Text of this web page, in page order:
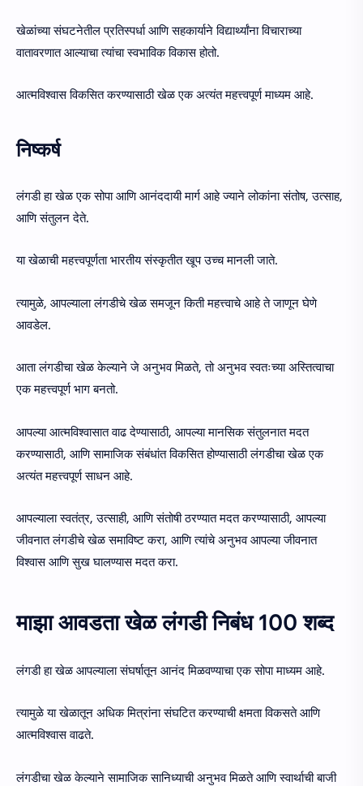
खेळांच्या संघटनेतील प्रतिस्पर्धा आणि सहकार्याने विद्यार्थ्यांना विचाराच्या
वातावरणात आल्याचा त्यांचा स्वभाविक विकास होतो.
आत्मविश्वास विकसित करण्यासाठी खेळ एक अत्यंत महत्त्वपूर्ण माध्यम आहे.
निष्कर्ष
लंगडी हा खेळ एक सोपा आणि आनंददायी मार्ग आहे ज्याने लोकांना संतोष, उत्साह,
आणि संतुलन देते.
या खेळाची महत्त्वपूर्णता भारतीय संस्कृतीत खूप उच्च मानली जाते.
त्यामुळे, आपल्याला लंगडीचे खेळ समजून किती महत्त्वाचे आहे ते जाणून घेणे
आवडेल.
आता लंगडीचा खेळ केल्याने जे अनुभव मिळते, तो अनुभव स्वतःच्या अस्तित्वाचा
एक महत्त्वपूर्ण भाग बनतो.
आपल्या आत्मविश्वासात वाढ देण्यासाठी, आपल्या मानसिक संतुलनात मदत
करण्यासाठी, आणि सामाजिक संबंधांत विकसित होण्यासाठी लंगडीचा खेळ एक
अत्यंत महत्त्वपूर्ण साधन आहे.
आपल्याला स्वतंत्र, उत्साही, आणि संतोषी ठरण्यात मदत करण्यासाठी, आपल्या
जीवनात लंगडीचे खेळ समाविष्ट करा, आणि त्यांचे अनुभव आपल्या जीवनात
विश्वास आणि सुख घालण्यास मदत करा.
माझा आवडता खेळ लंगडी निबंध 100 शब्द
लंगडी हा खेळ आपल्याला संघर्षातून आनंद मिळवण्याचा एक सोपा माध्यम आहे.
त्यामुळे या खेळातून अधिक मित्रांना संघटित करण्याची क्षमता विकसते आणि
आत्मविश्वास वाढते.
लंगडीचा खेळ केल्याने सामाजिक सानिध्याची अनुभव मिळते आणि स्वार्थाची बाजी